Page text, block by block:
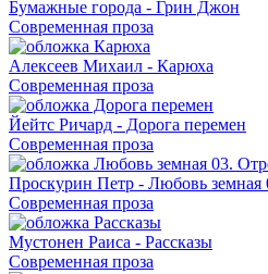
Бумажные города - Грин Джон
Современная проза
Алексеев Михаил - Карюха
Современная проза
Йейтс Ричард - Дорога перемен
Современная проза
Проскурин Петр - Любовь земная
Современная проза
Мустонен Раиса - Рассказы
Современная проза